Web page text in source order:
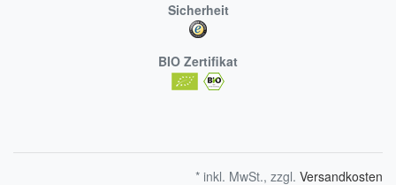
Sicherheit
BIO Zertifikat
* inkl. MwSt., zzgl. Versandkosten